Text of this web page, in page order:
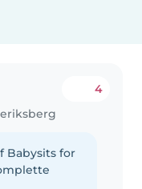
4
Babysits for